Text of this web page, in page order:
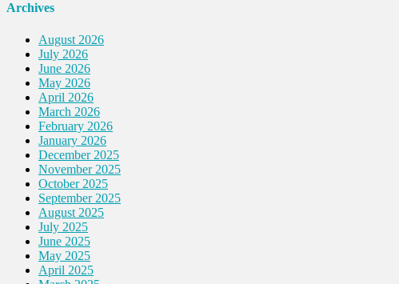
Archives
August 2026
July 2026
June 2026
May 2026
April 2026
March 2026
February 2026
January 2026
December 2025
November 2025
October 2025
September 2025
August 2025
July 2025
June 2025
May 2025
April 2025